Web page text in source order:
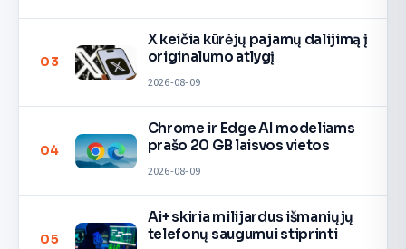
03
X keičia kūrėjų pajamų dalijimą į
originalumo atlygį
2026-08-09
04
Chrome ir Edge AI modeliams
prašo 20 GB laisvos vietos
2026-08-09
05
Ai+ skiria milijardus išmaniųjų
telefonų saugumui stiprinti